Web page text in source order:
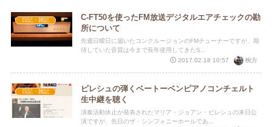
日記・雑記
C-FT50を使ったFM放送デジタルエアチェックの勘
所について
先週日曜日に届いたコンクルージョンのFMチューナーですが、期
待していた音質は今まで長年使用してきたS...
2017.02.18 10:57
椀方
日記・雑記
ピレシュの弾くベートーベンピアノコンチェルト
生中継を聴く
演奏活動休止が発表されたマリア・ジョアン・ピレシュの来日公
演ですが、先日のザ・シンフォニーホールであ...